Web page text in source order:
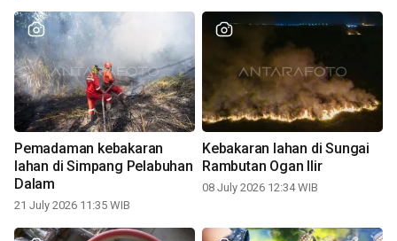
Pemadaman kebakaran
lahan di Simpang Pelabuhan
Dalam
21 July 2026 11:35 WIB
Kebakaran lahan di Sungai
Rambutan Ogan Ilir
08 July 2026 12:34 WIB